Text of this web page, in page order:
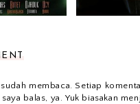
membaca. Setiap
balas, ya. Yuk biasakan